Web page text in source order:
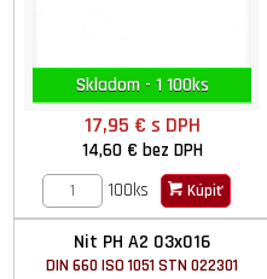
Skladom - 1 100ks
17,95 € s DPH
14,60 € bez DPH
100ks
Kúpiť
Nit PH A2 03x016
DIN 660 ISO 1051 STN 022301